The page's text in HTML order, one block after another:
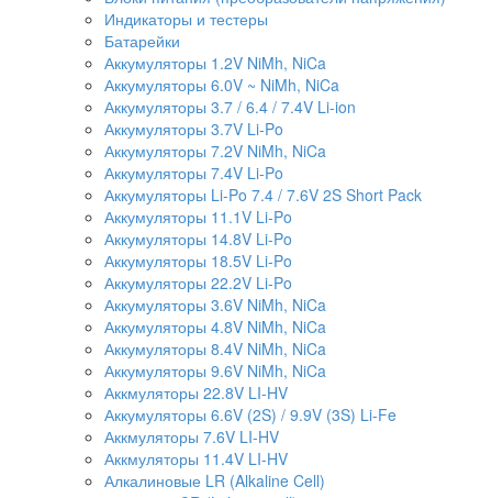
Индикаторы и тестеры
Батарейки
Аккумуляторы 1.2V NiMh, NiCa
Аккумуляторы 6.0V ~ NiMh, NiCa
Аккумуляторы 3.7 / 6.4 / 7.4V Li-ion
Аккумуляторы 3.7V Li-Po
Аккумуляторы 7.2V NiMh, NiCa
Аккумуляторы 7.4V Li-Po
Аккумуляторы Li-Po 7.4 / 7.6V 2S Short Pack
Аккумуляторы 11.1V Li-Po
Аккумуляторы 14.8V Li-Po
Аккумуляторы 18.5V Li-Po
Аккумуляторы 22.2V Li-Po
Аккумуляторы 3.6V NiMh, NiCa
Аккумуляторы 4.8V NiMh, NiCa
Аккумуляторы 8.4V NiMh, NiCa
Аккумуляторы 9.6V NiMh, NiCa
Аккмуляторы 22.8V LI-HV
Аккумуляторы 6.6V (2S) / 9.9V (3S) Li-Fe
Аккмуляторы 7.6V LI-HV
Аккмуляторы 11.4V LI-HV
Алкалиновые LR (Alkaline Cell)